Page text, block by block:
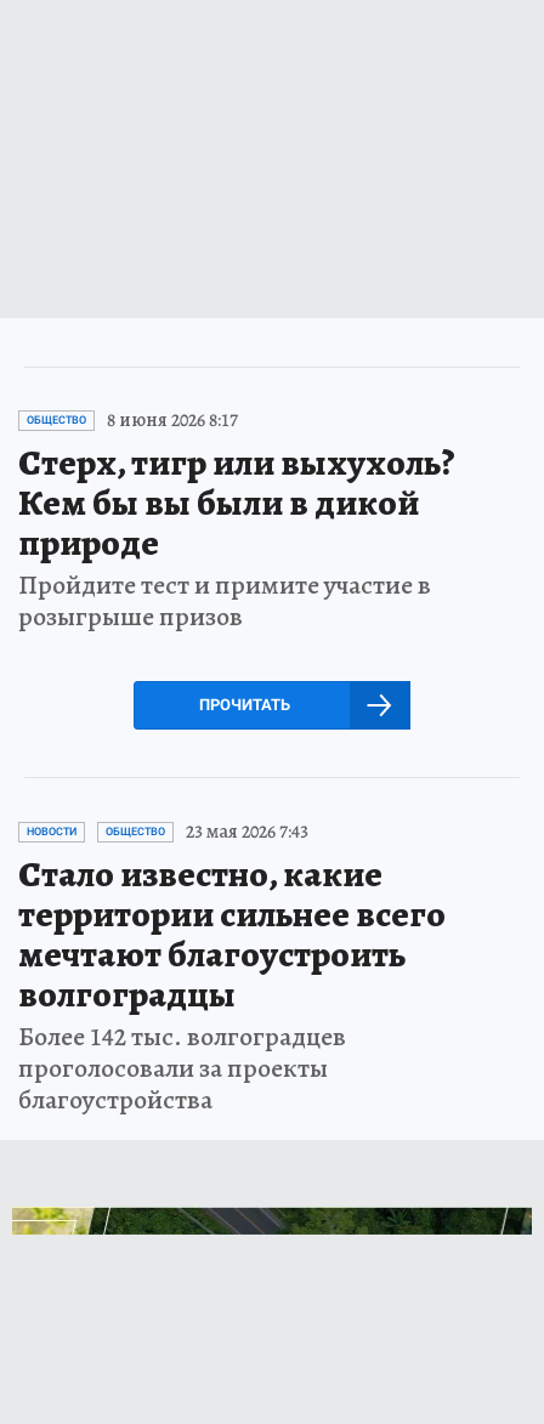
ОБЩЕСТВО 8 июня 2026 8:17
Стерх, тигр или выхухоль?
Кем бы вы были в дикой
природе
Пройдите тест и примите участие в
розыгрыше призов
ПРОЧИТАТЬ
НОВОСТИ ОБЩЕСТВО 23 мая 2026 7:43
Стало известно, какие
территории сильнее всего
мечтают благоустроить
волгоградцы
Более 142 тыс. волгоградцев
проголосовали за проекты
благоустройства